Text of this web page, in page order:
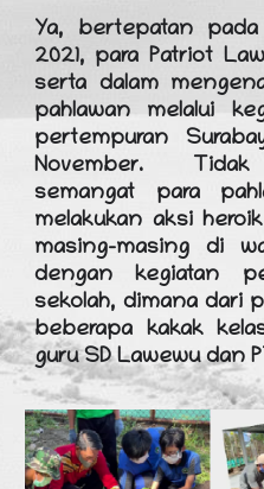
Ya, bertepatan
2021, para Patriot
serta dalam
pahlawan melalui
pertempuran
November. Tidak
semangat para
melakukan aksi
masing-masing di
dengan kegiatan
sekolah, dimana dari
beberapa kakak
guru SD Lawewu dan